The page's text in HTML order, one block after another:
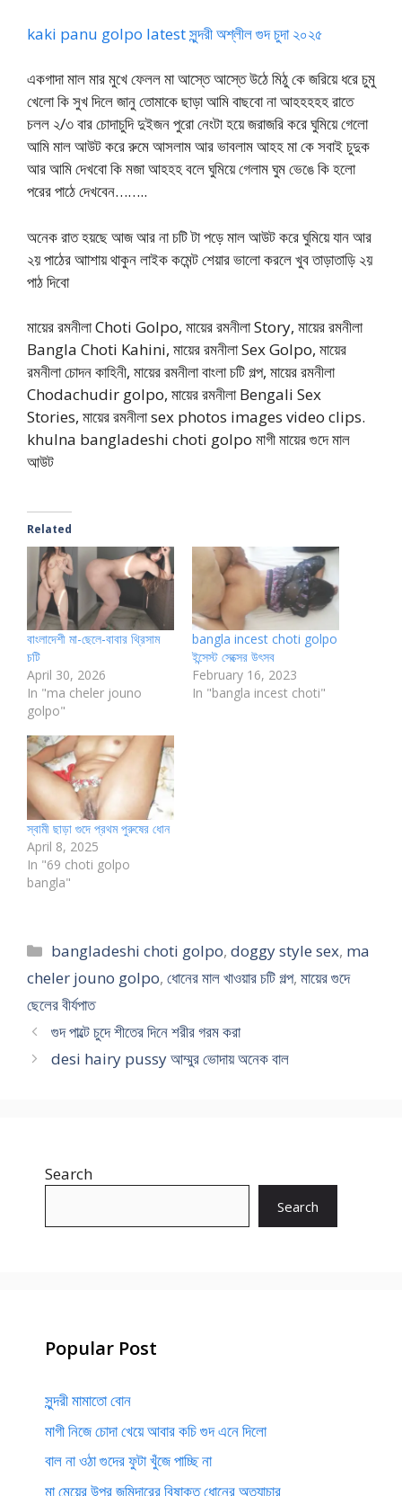
kaki panu golpo latest সুন্দরী অশ্লীল গুদ চুদা ২০২৫
একগাদা মাল মার মুখে ফেলল মা আস্তে আস্তে উঠে মিঠু কে জরিয়ে ধরে চুমু
খেলো কি সুখ দিলে জানু তোমাকে ছাড়া আমি বাছবো না আহহহহহ রাতে
চলল ২/৩ বার চোদাচুদি দুইজন পুরো নেংটা হয়ে জরাজরি করে ঘুমিয়ে গেলো
আমি মাল আউট করে রুমে আসলাম আর ভাবলাম আহহ মা কে সবাই চুদুক
আর আমি দেখবো কি মজা আহহহ বলে ঘুমিয়ে গেলাম ঘুম ভেঙে কি হলো
পরের পাঠে দেখবেন……..
অনেক রাত হয়ছে আজ আর না চটি টা পড়ে মাল আউট করে ঘুমিয়ে যান আর
২য় পাঠের আাশায় থাকুন লাইক কমেন্ট শেয়ার ভালো করলে খুব তাড়াতাড়ি ২য়
পাঠ দিবো
মায়ের রমনীলা Choti Golpo, মায়ের রমনীলা Story, মায়ের রমনীলা
Bangla Choti Kahini, মায়ের রমনীলা Sex Golpo, মায়ের
রমনীলা চোদন কাহিনী, মায়ের রমনীলা বাংলা চটি গল্প, মায়ের রমনীলা
Chodachudir golpo, মায়ের রমনীলা Bengali Sex
Stories, মায়ের রমনীলা sex photos images video clips.
khulna bangladeshi choti golpo মাগী মায়ের গুদে মাল
আউট
Related
বাংলাদেশী মা-ছেলে-বাবার থ্রিসাম
চটি
April 30, 2026
In "ma cheler jouno
golpo"
bangla incest choti golpo
ইন্সেস্ট সেক্সের উৎসব
February 16, 2023
In "bangla incest choti"
স্বামী ছাড়া গুদে প্রথম পুরুষের ধোন
April 8, 2025
In "69 choti golpo
bangla"
Categories
bangladeshi choti golpo,doggy style sex, ma
cheler jouno golpo, ধোনের মাল খাওয়ার চটি গল্প, মায়ের গুদে
ছেলের বীর্যপাত
গুদ পাল্টে চুদে শীতের দিনে শরীর গরম করা
desi hairy pussy আম্মুর ভোদায় অনেক বাল
Search
Search
Popular Post
সুন্দরী মামাতো বোন
মাগী নিজে চোদা খেয়ে আবার কচি গুদ এনে দিলো
বাল না ওঠা গুদের ফুটা খুঁজে পাচ্ছি না
মা মেয়ের উপর জমিদারের বিষাক্ত ধোনের অত্যাচার